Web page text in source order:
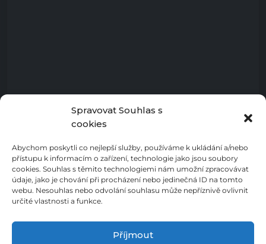
Spravovat Souhlas s
cookies
Abychom poskytli co nejlepší služby, používáme k ukládání a/nebo
přístupu k informacím o zařízení, technologie jako jsou soubory
cookies. Souhlas s těmito technologiemi nám umožní zpracovávat
údaje, jako je chování při procházení nebo jedinečná ID na tomto
webu. Nesouhlas nebo odvolání souhlasu může nepříznivě ovlivnit
určité vlastnosti a funkce.
Příjmout